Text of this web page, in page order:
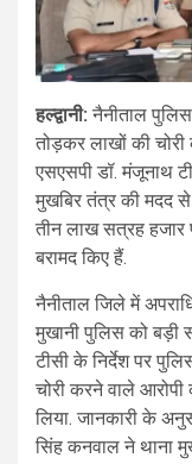
हल्द्वानी: नैनीताल
तोड़कर लाखों की चोरी
एसएसपी डॉ. मंजूनाथ
मुखबिर तंत्र की मदद
तीन लाख सत्रह हजार
बरामद किए हैं.
नैनीताल जिले में
मुखानी पुलिस को बड़ी
टीसी के निर्देश पर
चोरी करने वाले
लिया. जानकारी के
सिंह कनवाल ने थाना